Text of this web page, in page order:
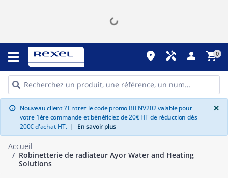
place handyman person shopping_cart0
info Nouveau client ? Entrez le code promo BIENV202 valable pour
votre 1ère commande et bénéficiez de 20€ HT de réduction dès
200€ d'achat HT. | En savoir plus
×
Accueil
Robinetterie de radiateur Ayor Water and Heating
Solutions